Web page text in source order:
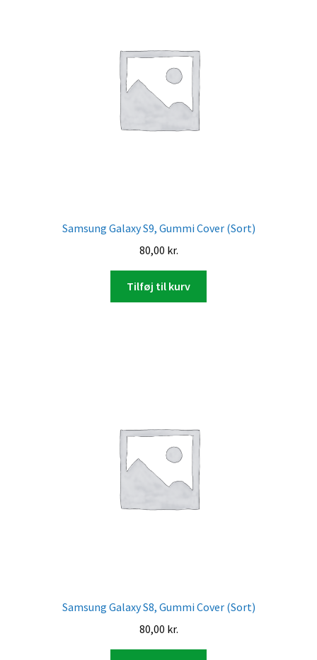
Samsung Galaxy S9, Gummi Cover (Sort)
80,00 kr.
Tilføj til kurv
Samsung Galaxy S8, Gummi Cover (Sort)
80,00 kr.